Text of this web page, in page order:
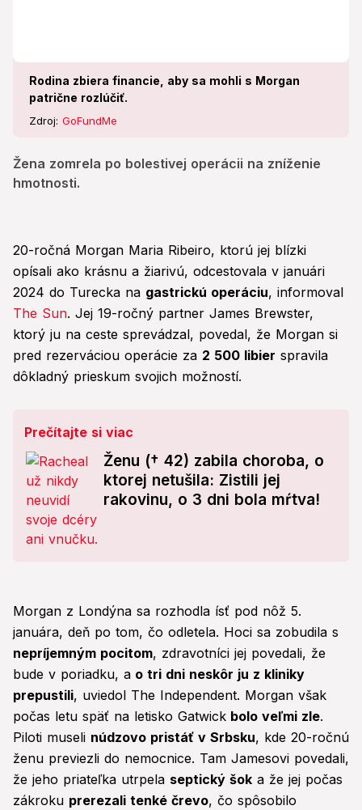
Rodina zbiera financie, aby sa mohli s Morgan
patrične rozlúčiť.
Zdroj: GoFundMe
Žena zomrela po bolestivej operácii na zníženie
hmotnosti.
20-ročná Morgan Maria Ribeiro, ktorú jej blízki
opísali ako krásnu a žiarivú, odcestovala v januári
2024 do Turecka na gastrickú operáciu, informoval
The Sun. Jej 19-ročný partner James Brewster,
ktorý ju na ceste sprevádzal, povedal, že Morgan si
pred rezerváciou operácie za 2 500 libier spravila
dôkladný prieskum svojich možností.
Prečítajte si viac
Ženu († 42) zabila choroba, o
ktorej netušila: Zistili jej
rakovinu, o 3 dni bola mŕtva!
Morgan z Londýna sa rozhodla ísť pod nôž 5.
januára, deň po tom, čo odletela. Hoci sa zobudila s
nepríjemným pocitom, zdravotníci jej povedali, že
bude v poriadku, a o tri dni neskôr ju z kliniky
prepustili, uviedol The Independent. Morgan však
počas letu späť na letisko Gatwick bolo veľmi zle.
Piloti museli núdzovo pristáť v Srbsku, kde 20-ročnú
ženu previezli do nemocnice. Tam Jamesovi povedali,
že jeho priateľka utrpela septický šok a že jej počas
zákroku prerezali tenké črevo, čo spôsobilo